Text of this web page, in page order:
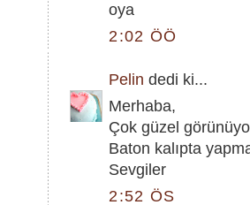
oya
2:02 ÖÖ
Pelin dedi ki...
Merhaba,
Çok güzel
Baton kalıpta
Sevgiler
2:52 ÖS